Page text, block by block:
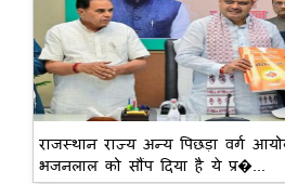
राजस्थान राज्य अन्य पिछड़ा वर्ग
भजनलाल को सौंप दिया है ये प्र�...